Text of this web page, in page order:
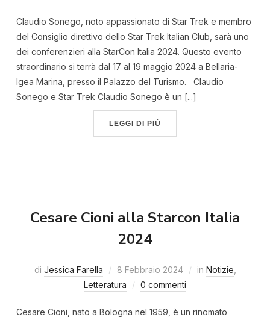
Claudio Sonego, noto appassionato di Star Trek e membro
del Consiglio direttivo dello Star Trek Italian Club, sarà uno
dei conferenzieri alla StarCon Italia 2024. Questo evento
straordinario si terrà dal 17 al 19 maggio 2024 a Bellaria-
Igea Marina, presso il Palazzo del Turismo. Claudio
Sonego e Star Trek Claudio Sonego è un [...]
LEGGI DI PIÙ
Cesare Cioni alla Starcon Italia
2024
di Jessica Farella 8 Febbraio 2024 in Notizie
Letteratura
0 commenti
Cesare Cioni, nato a Bologna nel 1959, è un rinomato